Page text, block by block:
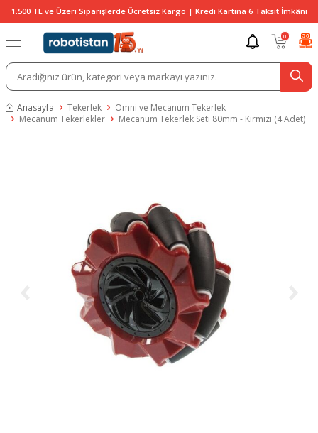
1.500 TL ve Üzeri Siparişlerde Ücretsiz Kargo | Kredi Kartına 6 Taksit İmkânı
0
Anasayfa Tekerlek
Omni ve Mecanum Tekerlek
Mecanum Tekerlekler
Mecanum Tekerlek Seti 80mm - Kırmızı (4 Adet)